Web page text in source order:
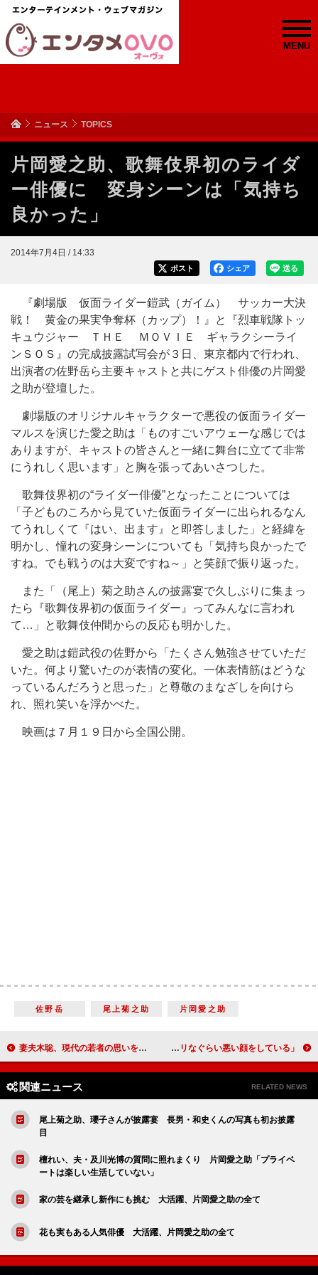
MENU
ニュース TOPICS
片岡愛之助、歌舞伎界初のライダ
ー俳優に 変身シーンは「気持ち
良かった」
2014年7月4日 / 14:33
送る
シェア
ポスト
『劇場版 仮面ライダー鎧武（ガイム） サッカー大決
戦！ 黄金の果実争奪杯（カップ）！』と『烈車戦隊トッ
キュウジャー ＴＨＥ ＭＯＶＩＥ ギャラクシーライ
ンＳＯＳ』の完成披露試写会が３日、東京都内で行われ、
出演者の佐野岳ら主要キャストと共にゲスト俳優の片岡愛
之助が登壇した。
劇場版のオリジナルキャラクターで悪役の仮面ライダー
マルスを演じた愛之助は「ものすごいアウェーな感じでは
ありますが、キャストの皆さんと一緒に舞台に立てて非常
にうれしく思います」と胸を張ってあいさつした。
歌舞伎界初の“ライダー俳優”となったことについては
「子どものころから見ていた仮面ライダーに出られるなん
てうれしくて『はい、出ます』と即答しました」と経緯を
明かし、憧れの変身シーンについても「気持ち良かったで
すね。でも戦うのは大変ですね～」と笑顔で振り返った。
また「（尾上）菊之助さんの披露宴で久しぶりに集まっ
たら『歌舞伎界初の仮面ライダー』ってみんなに言われ
て…」と歌舞伎仲間からの反応も明かした。
愛之助は鎧武役の佐野から「たくさん勉強させていただ
いた。何より驚いたのが表情の変化。一体表情筋はどうな
っているんだろうと思った」と尊敬のまなざしを向けら
れ、照れ笑いを浮かべた。
映画は７月１９日から全国公開。
佐野岳 尾上菊之助 片岡愛之助
妻夫木聡、現代の若者の思いを熱く代弁 「若者たち２０１４」完成披露試写会 岡田准一「『好機が訪れましたぞ』が言いたかった」 「大河の主演としてはギリなぐらい悪い顔をしている」
関連ニュース RELATED NEWS
尾上菊之助、瓔子さんが披露宴 長男・和史くんの写真も初お披露
目
檀れい、夫・及川光博の質問に照れまくり 片岡愛之助「プライベ
ートは楽しい生活していない」
家の芸を継承し新作にも挑む 大活躍、片岡愛之助の全て
花も実もある人気俳優 大活躍、片岡愛之助の全て